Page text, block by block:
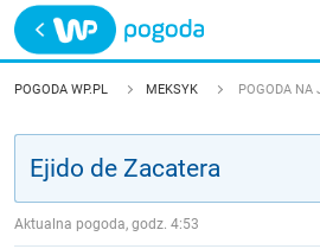
Trwa ładowanie
POLSKA
POGODA WP.PL MEKSYK POGODA NA
Aktualna pogoda, godz. 4:53